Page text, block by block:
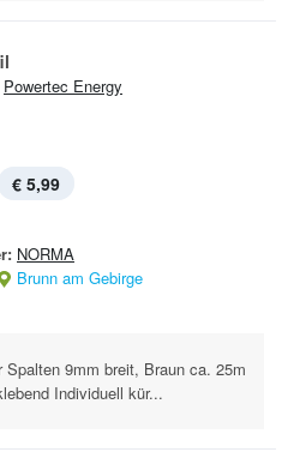
Powertec Energy
€ 5,99
NORMA
Brunn am Gebirge
9mm breit, Braun ca. 25m
Individuell kür...